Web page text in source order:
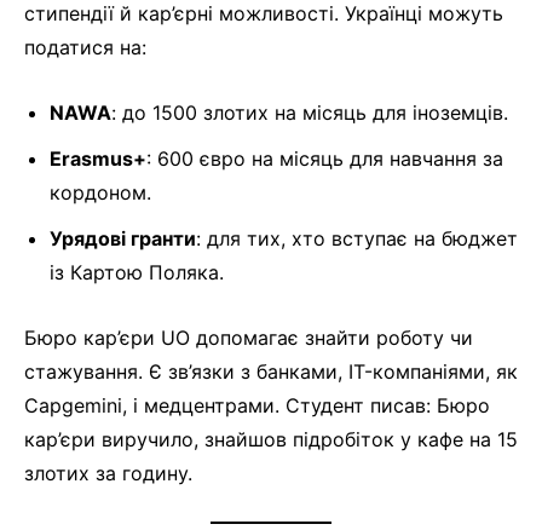
стипендії й кар’єрні можливості. Українці можуть
податися на:
NAWA: до 1500 злотих на місяць для іноземців.
Erasmus+: 600 євро на місяць для навчання за
кордоном.
Урядові гранти: для тих, хто вступає на бюджет
із Картою Поляка.
Бюро кар’єри UO допомагає знайти роботу чи
стажування. Є зв’язки з банками, IT-компаніями, як
Capgemini, і медцентрами. Студент писав: Бюро
кар’єри виручило, знайшов підробіток у кафе на 15
злотих за годину.